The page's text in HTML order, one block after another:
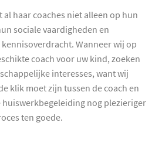
al haar coaches niet alleen op hun
sociale vaardigheden en
Wanneer wij op
coach voor uw kind, zoeken
interesses, want wij
klik moet zijn tussen de coach en
huiswerkbegeleiding nog plezieriger
ten goede.